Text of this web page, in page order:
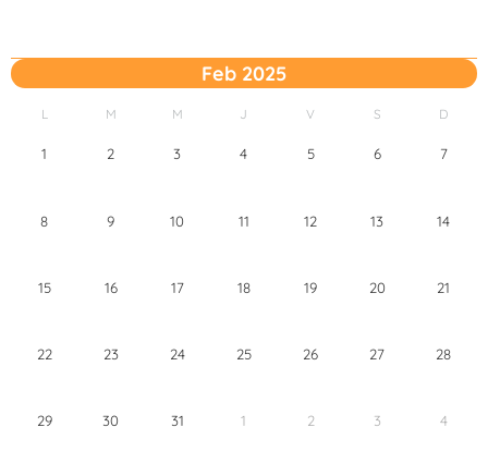
Feb 2025
L M M J V S D
1 2 3 4 5 6 7
8 9 10 11 12 13 14
15 16 17 18 19 20 21
22 23 24 25 26 27 28
29 30 31 1 2 3 4